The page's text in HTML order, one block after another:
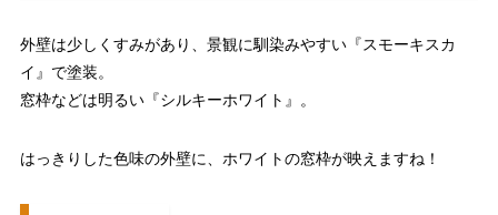
外壁は少しくすみがあり、景観に馴染みやすい『スモーキスカ
イ』で塗装。
窓枠などは明るい『シルキーホワイト』。
はっきりした色味の外壁に、ホワイトの窓枠が映えますね！